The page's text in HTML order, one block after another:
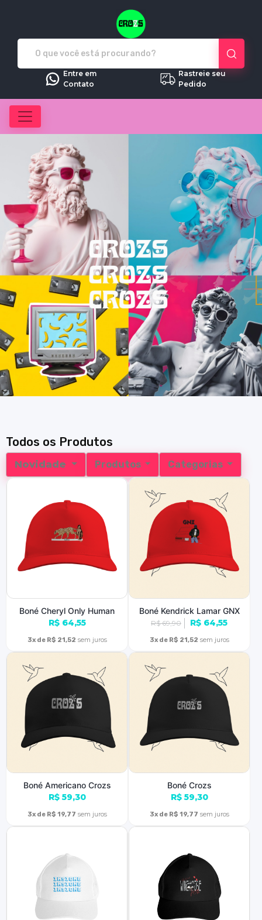
Crozs - Camisetas e produtos
Entre em
Contato
Rastreie seu
Pedido
Todos os Produtos
Novidade Produtos Categorias
Boné Cheryl Only Human
R$ 64,55
3x de R$ 21,52 sem juros
Boné Kendrick Lamar GNX
R$ 69,90 R$ 64,55
3x de R$ 21,52 sem juros
Boné Americano Crozs
R$ 59,30
3x de R$ 19,77 sem juros
Boné Crozs
R$ 59,30
3x de R$ 19,77 sem juros